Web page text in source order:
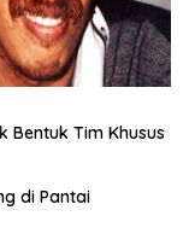
Bentuk Tim Khusus
di Pantai